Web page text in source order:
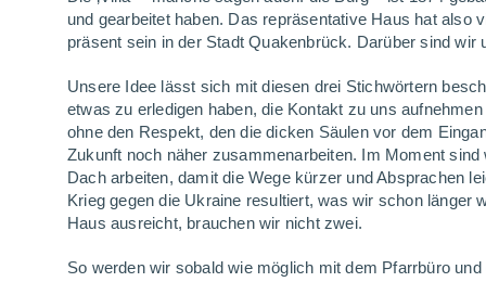
und gearbeitet haben. Das repräsentative Haus hat
präsent sein in der Stadt Quakenbrück. Darüber sind
Unsere Idee lässt sich mit diesen drei Stichwörtern
etwas zu erledigen haben, die Kontakt zu uns
ohne den Respekt, den die dicken Säulen vor dem
Zukunft noch näher zusammenarbeiten. Im Moment
Dach arbeiten, damit die Wege kürzer und Absprachen
Krieg gegen die Ukraine resultiert, was wir schon länger
Haus ausreicht, brauchen wir nicht zwei.
So werden wir sobald wie möglich mit dem Pfarrbüro